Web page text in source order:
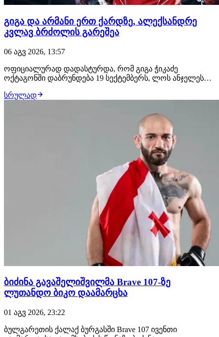
გიგა და არმანი ერთ ქარდზე, ალექსანდრე
კვლავ ბრძოლის გარეშეა
06 აგვ 2026, 13:57
ოფიციალურად დადასტურდა, რომ გიგა ჭიკაძე
ოქტაგონში დაბრუნდება 19 სექტემბერს, ლოს ანჯელესში
მებრძოლის მოწინააღმდეგე იქნება ჟოანდერსონ ბრიტო,
იგივე ქარდზე თანამთავარ ჩხუბში არმან ცარუკიანი
სრულად
ბიძინა გავაშელიშვილმა Brave 107-ზე
ლუთანდო ბიკო დაამარცხა
01 აგვ 2026, 23:22
ბულგარეთის ქალაქ ბურგასში Brave 107 ივენთი